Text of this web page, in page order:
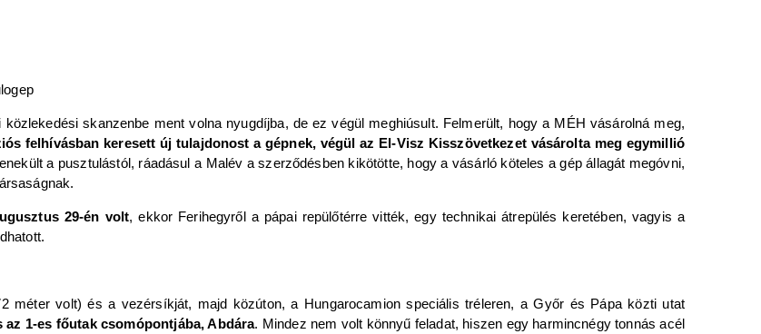
skanzenbe ment volna nyugdíjba, de ez végül meghiúsult. Felmerült, hogy a MÉH vásárolná meg,
felhívásban keresett új tulajdonost a gépnek, végül az El-Visz Kisszövetkezet vásárolta meg egymillió
a pusztulástól, ráadásul a Malév a szerződésben kikötötte, hogy a vásárló köteles a gép állagát megóvni,
29-én volt, ekkor Ferihegyről a pápai repülőtérre vitték, egy technikai átrepülés keretében, vagyis a
méter volt) és a vezérsíkját, majd közúton, a Hungarocamion speciális tréleren, a Győr és Pápa közti utat
1-es főutak csomópontjába, Abdára. Mindez nem volt könnyű feladat, hiszen egy harmincnégy tonnás acél